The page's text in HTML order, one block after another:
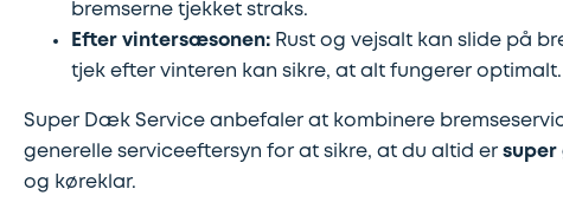
bremserne tjekket straks.
Efter vintersæsonen: Rust og vejsalt kan slide på
tjek efter vinteren kan sikre, at alt fungerer optimalt.
Super Dæk Service anbefaler at kombinere
generelle serviceeftersyn for at sikre, at du altid er
og køreklar.